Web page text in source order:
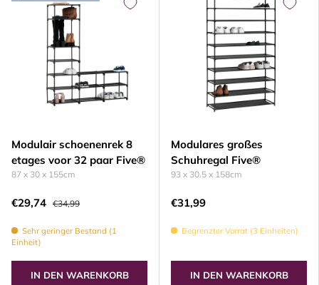
Modulair schoenenrek 8
etages voor 32 paar Five®
87 x 30 x 155cm
€29,74 €34,99
Sehr geringer Bestand (1
Einheit)
IN DEN WARENKORB
Modulares großes
Schuhregal Five®
93 x 30.5 x 158cm
€31,99
Begrenzter Vorrat (3 Einheiten)
IN DEN WARENKORB